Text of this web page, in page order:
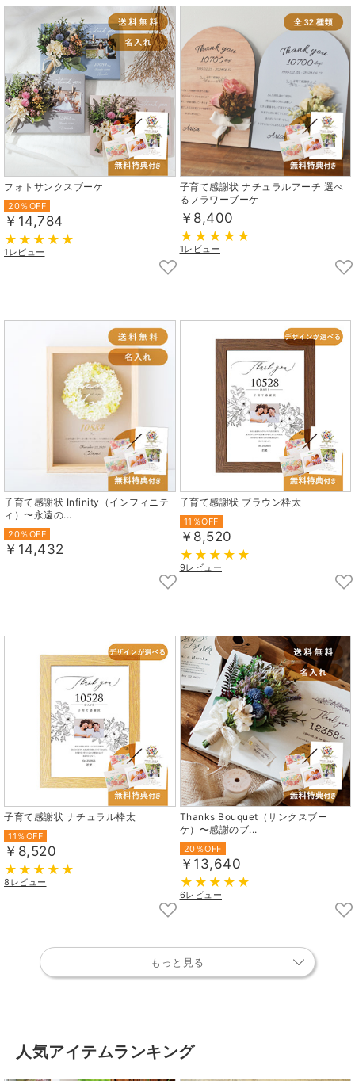
フォトサンクスブーケ
20％OFF
￥14,784
1レビュー
子育て感謝状 ナチュラルアーチ 選べ
るフラワーブーケ
￥8,400
1レビュー
子育て感謝状 Infinity（インフィニテ
ィ）〜永遠の...
20％OFF
￥14,432
子育て感謝状 ブラウン枠太
11％OFF
￥8,520
9レビュー
子育て感謝状 ナチュラル枠太
11％OFF
￥8,520
8レビュー
Thanks Bouquet（サンクスブー
ケ）〜感謝のブ...
20％OFF
￥13,640
6レビュー
もっと見る
人気アイテムランキング